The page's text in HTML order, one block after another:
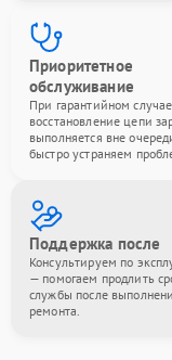
Приоритетное
обслуживание
При гарантийном случае
восстановление цепи
выполняется вне
быстро устраняем
Поддержка после
Консультируем по
— помогаем продлить
службы после
ремонта.